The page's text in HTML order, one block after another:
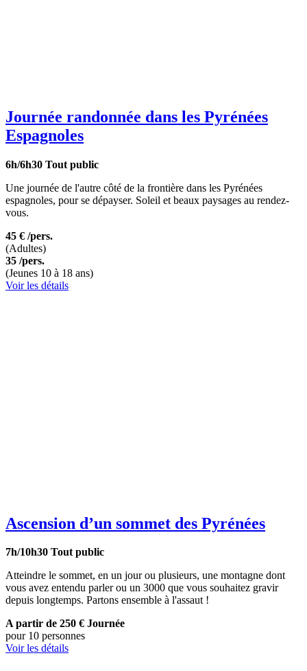
Journée randonnée dans les Pyrénées
Espagnoles
6h/6h30 Tout public
Une journée de l'autre côté de la frontière dans les Pyrénées
espagnoles, pour se dépayser. Soleil et beaux paysages au rendez-
vous.
45 € /pers.
(Adultes)
35 /pers.
(Jeunes 10 à 18 ans)
Voir les détails
Ascension d’un sommet des Pyrénées
7h/10h30 Tout public
Atteindre le sommet, en un jour ou plusieurs, une montagne dont
vous avez entendu parler ou un 3000 que vous souhaitez gravir
depuis longtemps. Partons ensemble à l'assaut !
A partir de 250 € Journée
pour 10 personnes
Voir les détails